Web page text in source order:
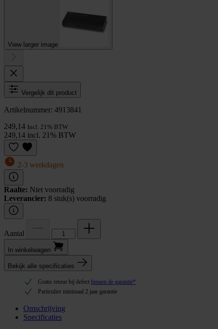
View larger image
Vergelijk dit product
Artikelnummer: 4913841
249,14 Incl. 21% BTW
249,14 incl. 21% BTW
2-3 werkdagen
Raalte: Niet voorradig
Leverancier: 8 stuk(s) voorradig
Aantal
In winkel­wagen
Bekijk alle specificaties
Gratis retour bij defect binnen de garantie*
Particulier minimaal 2 jaar garantie
Omschrijving
Specificaties